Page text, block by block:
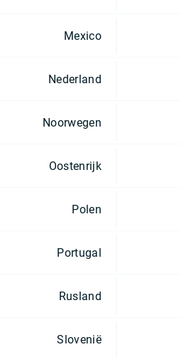
Mexico
Nederland
Noorwegen
Oostenrijk
Polen
Portugal
Rusland
Slovenië